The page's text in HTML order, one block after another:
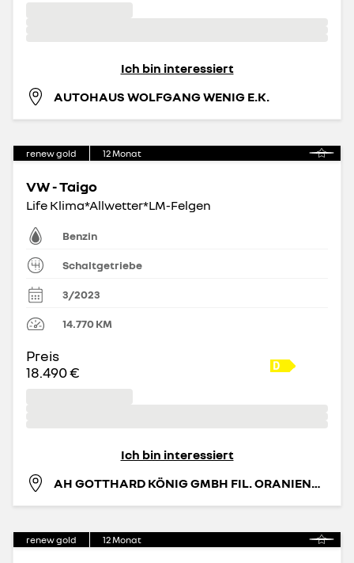
Ich bin interessiert
AUTOHAUS WOLFGANG WENIG E.K.
renew gold 12Monat
VW - Taigo
Life Klima*Allwetter*LM-Felgen
Benzin
Schaltgetriebe
3/2023
14.770KM
Preis
18.490 €
Ich bin interessiert
AH GOTTHARD KÖNIG GMBH FIL. ORANIENBURG
renew gold 12Monat